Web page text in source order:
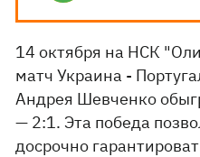
14 октября на НСК
матч Украина -
Андрея Шевченко
— 2:1. Эта победа
досрочно